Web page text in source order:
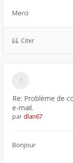
Merci
Citer
Re: Problème de
e-mail.
par dlan67
Bonjour